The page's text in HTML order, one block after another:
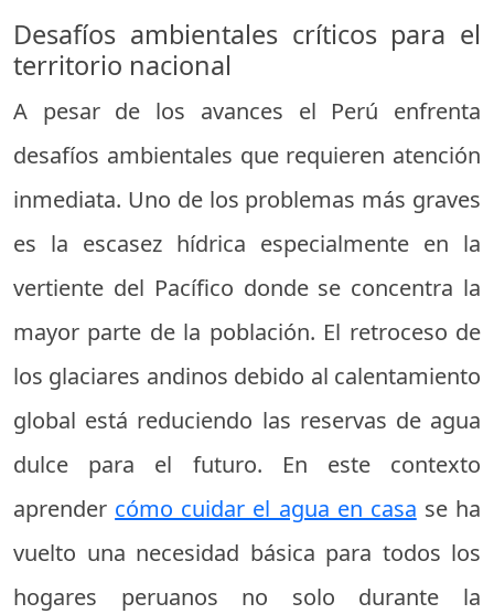
Desafíos ambientales críticos para el
territorio nacional
A pesar de los avances el Perú enfrenta
desafíos ambientales que requieren atención
inmediata. Uno de los problemas más graves
es la escasez hídrica especialmente en la
vertiente del Pacífico donde se concentra la
mayor parte de la población. El retroceso de
los glaciares andinos debido al calentamiento
global está reduciendo las reservas de agua
dulce para el futuro. En este contexto
aprender cómo cuidar el agua en casa se ha
vuelto una necesidad básica para todos los
hogares peruanos no solo durante la